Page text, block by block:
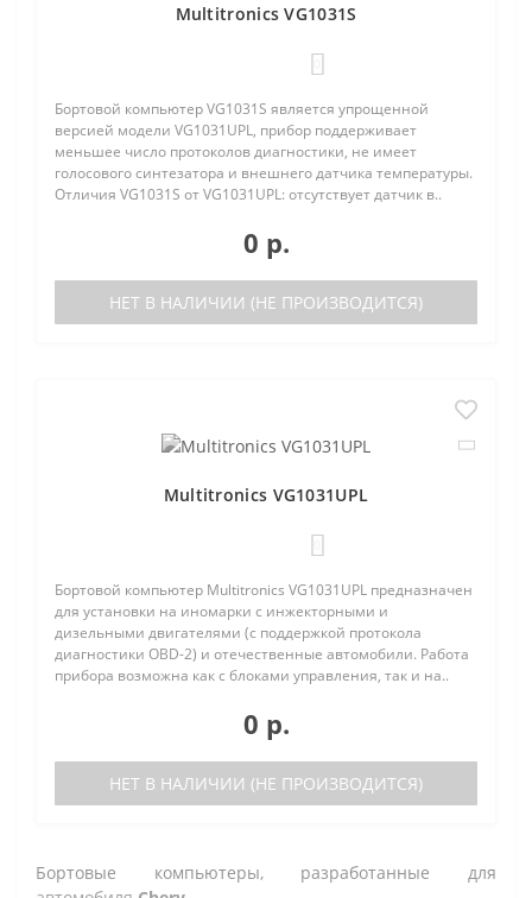
Multitronics VG1031S
Бортовой компьютер VG1031S является упрощенной
версией модели VG1031UPL, прибор поддерживает
меньшее число протоколов диагностики, не имеет
голосового синтезатора и внешнего датчика температуры.
Отличия VG1031S от VG1031UPL: отсутствует датчик в..
0 р.
НЕТ В НАЛИЧИИ (НЕ ПРОИЗВОДИТСЯ)
Multitronics VG1031UPL
Бортовой компьютер Multitronics VG1031UPL предназначен
для установки на иномарки с инжекторными и
дизельными двигателями (с поддержкой протокола
диагностики OBD-2) и отечественные автомобили. Работа
прибора возможна как с блоками управления, так и на..
0 р.
НЕТ В НАЛИЧИИ (НЕ ПРОИЗВОДИТСЯ)
Бортовые компьютеры, разработанные для